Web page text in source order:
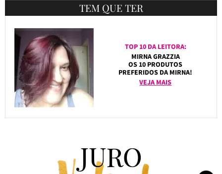
TEM QUE TER
TOP 10 DA LEITORA:
MIRNA GRAZZIA
OS 10 PRODUTOS
PREFERIDOS DA MIRNA!
VEJA MAIS